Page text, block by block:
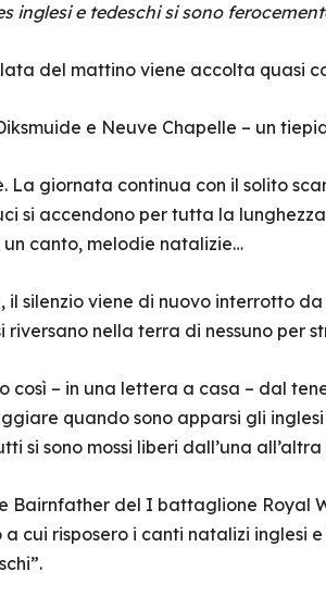
inglesi e tedeschi si sono
del mattino viene accolta quasi
e Neuve Chapelle – un
La giornata continua con il solito
si accendono per tutta la
un canto, melodie natalizie…
il silenzio viene di nuovo interrotto
riversano nella terra di nessuno per
così – in una lettera a casa – dal
quando sono apparsi gli
si sono mossi liberi dall’una
Bairnfather del I battaglione Royal
cui risposero i canti natalizi inglesi